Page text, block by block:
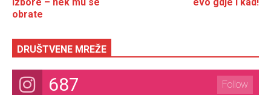
izbore – nek mu se
obrate
evo gdje i kad!
DRUŠTVENE MREŽE
687 Follow